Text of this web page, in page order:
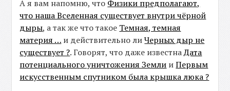
А я вам напомню, что Физики предполагают,
что наша Вселенная существует внутри чёрной
дыры, а так же что такое Темная, темная
материя … и действительно лиЧерных дыр не
существует ?. Говорят, что даже известнаДата
потенциального уничтожения Земли иПервым
искусственным спутником была крышка люка ?